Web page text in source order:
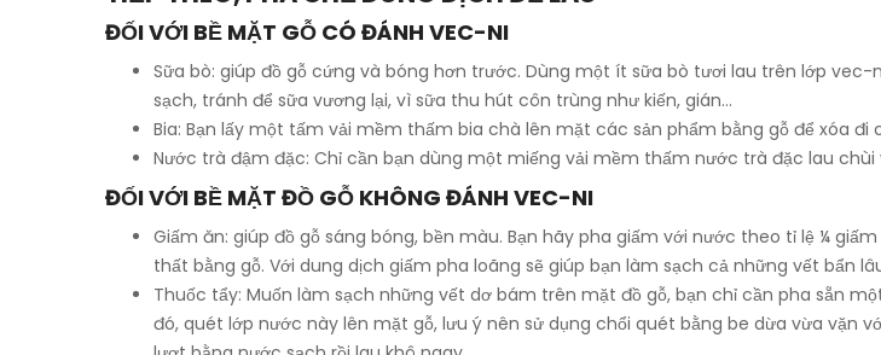
ĐỐI VỚI BỀ MẶT GỖ CÓ ĐÁNH VEC-NI
Sữa bò: giúp đồ gỗ cứng và bóng hơn trước. Dùng một ít sữa bò tươi lau trên lớp
sạch, tránh để sữa vương lại, vì sữa thu hút côn trùng như kiến, gián…
Bia: Bạn lấy một tấm vải mềm thấm bia chà lên mặt các sản phẩm bằng gỗ để xóa đi
Nước trà đậm đặc: Chỉ cần bạn dùng một miếng vải mềm thấm nước trà đặc lau chùi
ĐỐI VỚI BỀ MẶT ĐỒ GỖ KHÔNG ĐÁNH VEC-NI
Giấm ăn: giúp đồ gỗ sáng bóng, bền màu. Bạn hãy pha giấm với nước theo tỉ lệ ¼
thất bằng gỗ. Với dung dịch giấm pha loãng sẽ giúp bạn làm sạch cả những vết bẩn
Thuốc tẩy: Muốn làm sạch những vết dơ bám trên mặt đồ gỗ, bạn chỉ cần pha sẵn
đó, quét lớp nước này lên mặt gỗ, lưu ý nên sử dụng chổi quét bằng be dừa vừa